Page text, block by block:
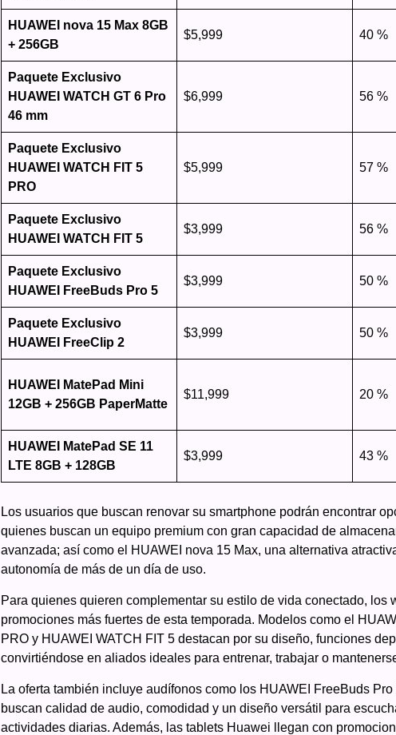
HUAWEI nova 15 Max 8GB
+ 256GB
$5,999 40 %
Paquete Exclusivo
HUAWEI WATCH GT 6 Pro
46 mm
$6,999 56 %
Paquete Exclusivo
HUAWEI WATCH FIT 5
PRO
$5,999 57 %
Paquete Exclusivo
HUAWEI WATCH FIT 5
$3,999 56 %
Paquete Exclusivo
HUAWEI FreeBuds Pro 5
$3,999 50 %
Paquete Exclusivo
HUAWEI FreeClip 2
$3,999 50 %
HUAWEI MatePad Mini
12GB + 256GB PaperMatte
$11,999 20 %
HUAWEI MatePad SE 11
LTE 8GB + 128GB
$3,999 43 %
Los usuarios que buscan renovar su smartphone podrán encontrar
quienes buscan un equipo premium con gran capacidad de
avanzada; así como el HUAWEI nova 15 Max, una alternativa
autonomía de más de un día de uso.
Para quienes quieren complementar su estilo de vida conectado,
promociones más fuertes de esta temporada. Modelos como el
PRO y HUAWEI WATCH FIT 5 destacan por su diseño, funciones
convirtiéndose en aliados ideales para entrenar, trabajar o
La oferta también incluye audífonos como los HUAWEI FreeBuds
buscan calidad de audio, comodidad y un diseño versátil para
actividades diarias. Además, las tablets Huawei llegan con